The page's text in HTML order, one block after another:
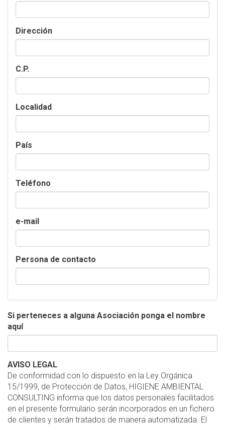
Dirección
C.P.
Localidad
País
Teléfono
e-mail
Persona de contacto
Si perteneces a alguna Asociación ponga el nombre
aquí
AVISO LEGAL
De conformidad con lo dispuesto en la Ley Orgánica
15/1999, de Protección de Datos, HIGIENE AMBIENTAL
CONSULTING informa que los datos personales facilitados
en el presente formulario serán incorporados en un fichero
de clientes y serán tratados de manera automatizada. El